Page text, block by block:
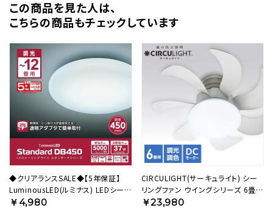
この商品を⾒た⼈は、
こちらの商品もチェックしています
◆クリアランスSALE◆【5年保証】
LuminousLED(ルミナス) LEDシーリ
ングライト ～12畳用 調光モデル
￥4,980
CIRCULIGHT(サーキュライト) シー
リングファン ウイングシリーズ 6畳タ
イプ DCC-G06CM【SH】
￥23,980